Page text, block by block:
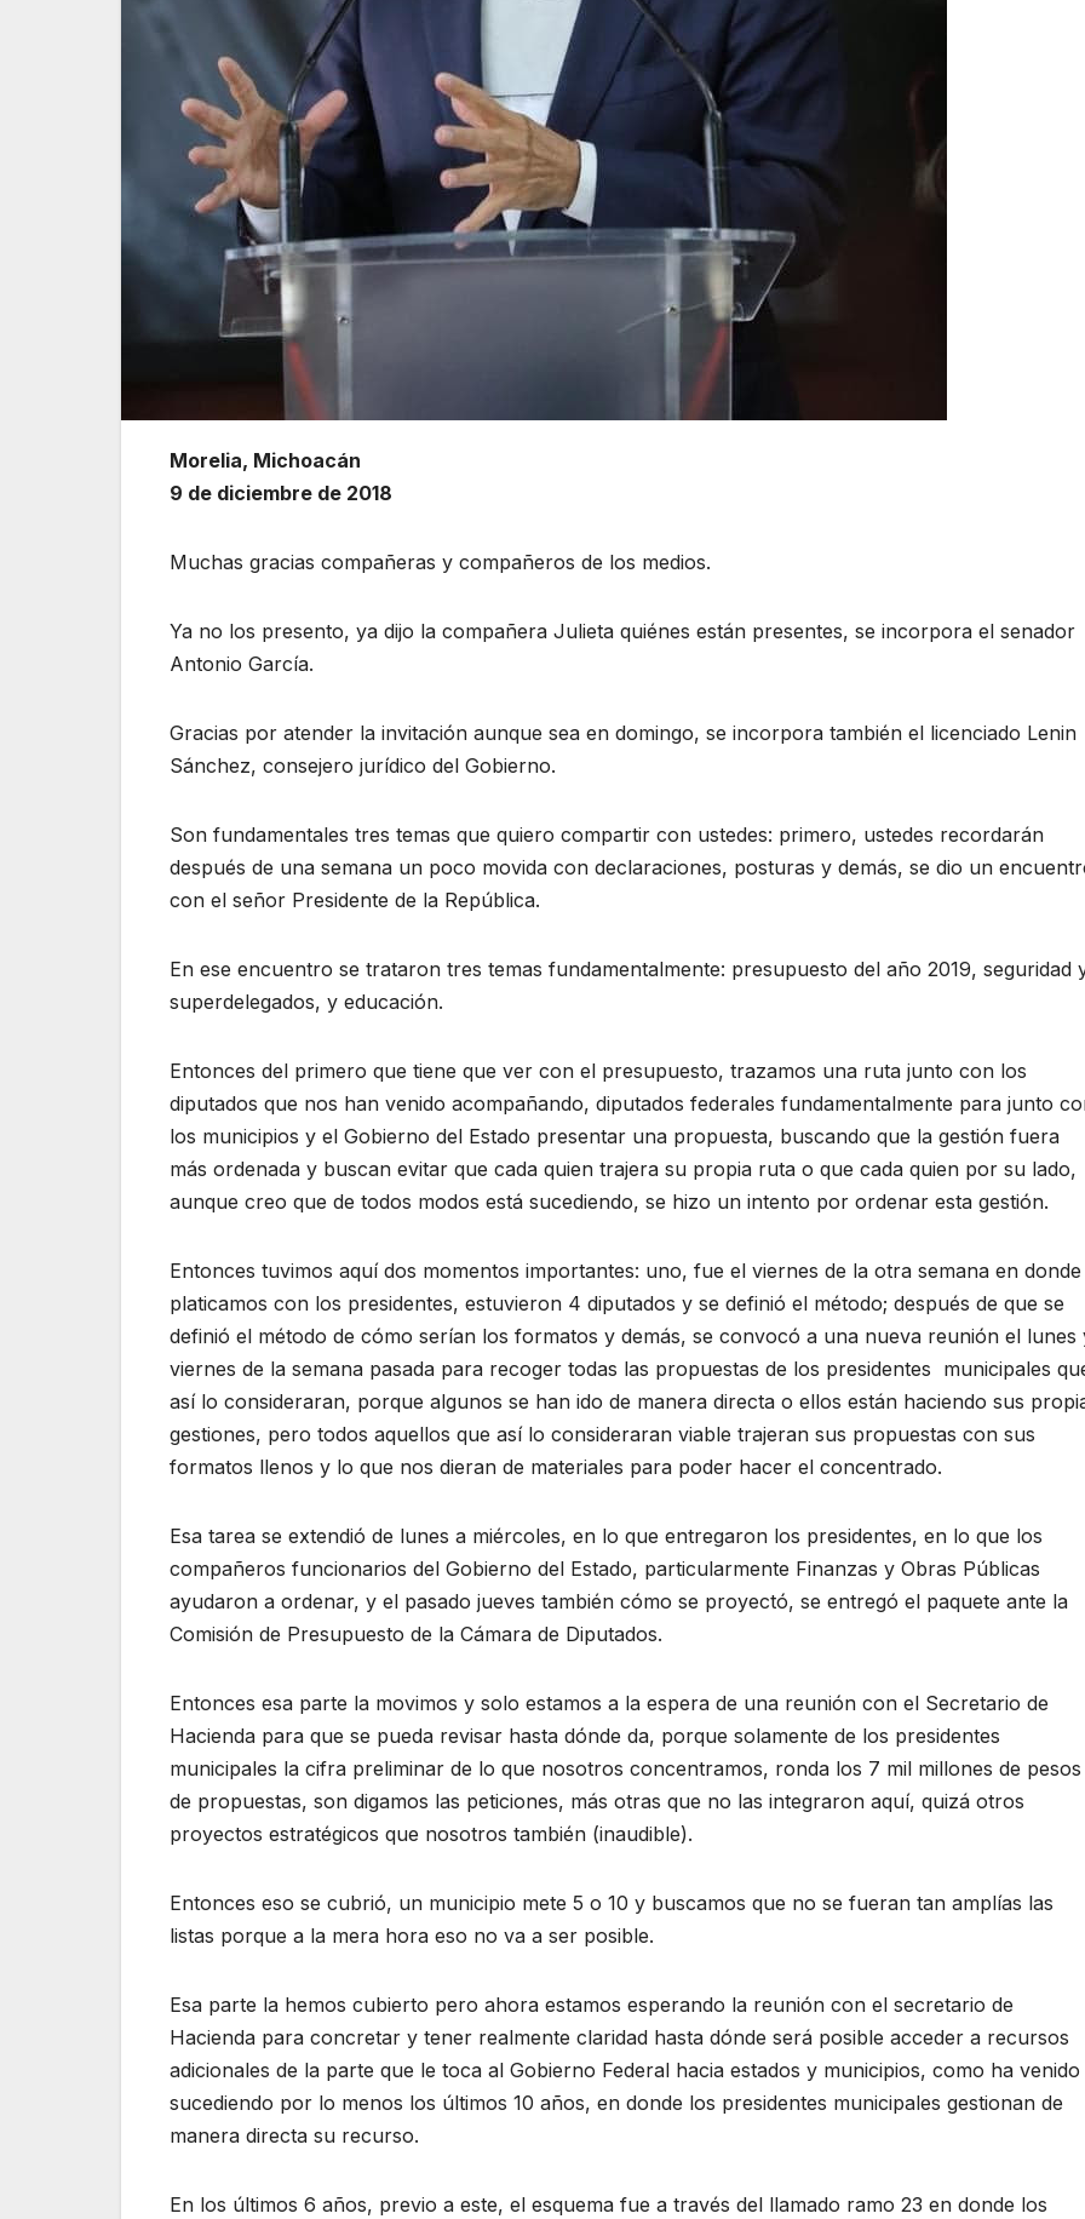
Morelia, Michoacán
9 de diciembre de 2018
Muchas gracias compañeras y compañeros de los medios.
Ya no los presento, ya dijo la compañera Julieta quiénes están presentes, se incorpora el senador
Antonio García.
Gracias por atender la invitación aunque sea en domingo, se incorpora también el licenciado Lenin
Sánchez, consejero jurídico del Gobierno.
Son fundamentales tres temas que quiero compartir con ustedes: primero, ustedes recordarán
después de una semana un poco movida con declaraciones, posturas y demás, se dio un
con el señor Presidente de la República.
En ese encuentro se trataron tres temas fundamentalmente: presupuesto del año 2019, seguridad
superdelegados, y educación.
Entonces del primero que tiene que ver con el presupuesto, trazamos una ruta junto con los
diputados que nos han venido acompañando, diputados federales fundamentalmente para junto
los municipios y el Gobierno del Estado presentar una propuesta, buscando que la gestión fuera
más ordenada y buscan evitar que cada quien trajera su propia ruta o que cada quien por su lado,
aunque creo que de todos modos está sucediendo, se hizo un intento por ordenar esta gestión.
Entonces tuvimos aquí dos momentos importantes: uno, fue el viernes de la otra semana en donde
platicamos con los presidentes, estuvieron 4 diputados y se definió el método; después de que se
definió el método de cómo serían los formatos y demás, se convocó a una nueva reunión el lunes
viernes de la semana pasada para recoger todas las propuestas de los presidentes municipales
así lo consideraran, porque algunos se han ido de manera directa o ellos están haciendo sus
gestiones, pero todos aquellos que así lo consideraran viable trajeran sus propuestas con sus
formatos llenos y lo que nos dieran de materiales para poder hacer el concentrado.
Esa tarea se extendió de lunes a miércoles, en lo que entregaron los presidentes, en lo que los
compañeros funcionarios del Gobierno del Estado, particularmente Finanzas y Obras Públicas
ayudaron a ordenar, y el pasado jueves también cómo se proyectó, se entregó el paquete ante la
Comisión de Presupuesto de la Cámara de Diputados.
Entonces esa parte la movimos y solo estamos a la espera de una reunión con el Secretario de
Hacienda para que se pueda revisar hasta dónde da, porque solamente de los presidentes
municipales la cifra preliminar de lo que nosotros concentramos, ronda los 7 mil millones de pesos
de propuestas, son digamos las peticiones, más otras que no las integraron aquí, quizá otros
proyectos estratégicos que nosotros también (inaudible).
Entonces eso se cubrió, un municipio mete 5 o 10 y buscamos que no se fueran tan amplías las
listas porque a la mera hora eso no va a ser posible.
Esa parte la hemos cubierto pero ahora estamos esperando la reunión con el secretario de
Hacienda para concretar y tener realmente claridad hasta dónde será posible acceder a recursos
adicionales de la parte que le toca al Gobierno Federal hacia estados y municipios, como ha venido
sucediendo por lo menos los últimos 10 años, en donde los presidentes municipales gestionan de
manera directa su recurso.
En los últimos 6 años, previo a este, el esquema fue a través del llamado ramo 23 en donde los